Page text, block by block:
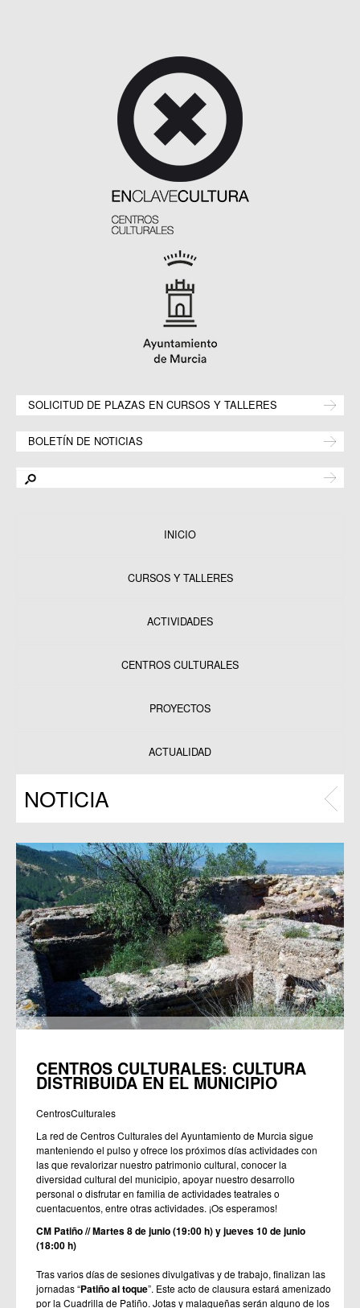
SOLICITUD DE PLAZAS EN CURSOS Y TALLERES
BOLETÍN DE NOTICIAS
INICIO
CURSOS Y TALLERES
ACTIVIDADES
CENTROS CULTURALES
PROYECTOS
Programas
ACTUALIDAD
NOTICIA
CENTROS CULTURALES: CULTURA
DISTRIBUIDA EN EL MUNICIPIO
CentrosCulturales
La red de Centros Culturales del Ayuntamiento de Murcia sigue
manteniendo el pulso y ofrece los próximos días actividades con
las que revalorizar nuestro patrimonio cultural, conocer la
diversidad cultural del municipio, apoyar nuestro desarrollo
personal o disfrutar en familia de actividades teatrales o
cuentacuentos, entre otras actividades. ¡Os esperamos!
CM Patiño // Martes 8 de junio (19:00 h) y jueves 10 de junio
(18:00 h)
Tras varios días de sesiones divulgativas y de trabajo, finalizan las
jornadas “Patiño al toque”. Este acto de clausura estará amenizado
por la Cuadrilla de Patiño. Jotas y malagueñas serán alguno de los